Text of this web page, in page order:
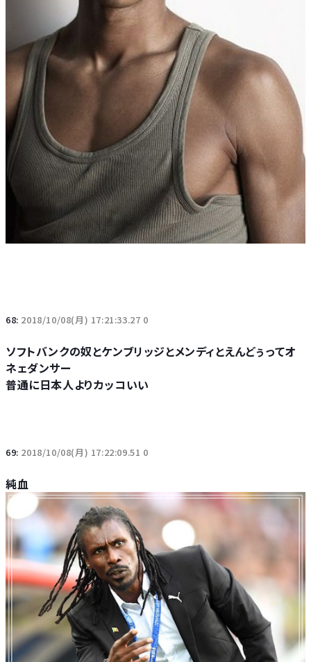
68: 2018/10/08(月) 17:21:33.27 0
ソフトバンクの奴とケンブリッジとメンディとえんどぅってオ
ネェダンサー
普通に日本人よりカッコいい
69: 2018/10/08(月) 17:22:09.51 0
純血